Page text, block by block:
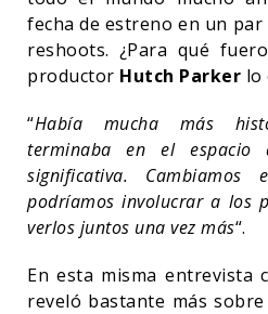
fecha de estreno en un par
reshoots. ¿Para qué
productor Hutch Parker lo
“Había mucha más
terminaba en el espacio
significativa.
podríamos involucrar a los
verlos juntos una vez más“.
En esta misma entrevista
reveló bastante más